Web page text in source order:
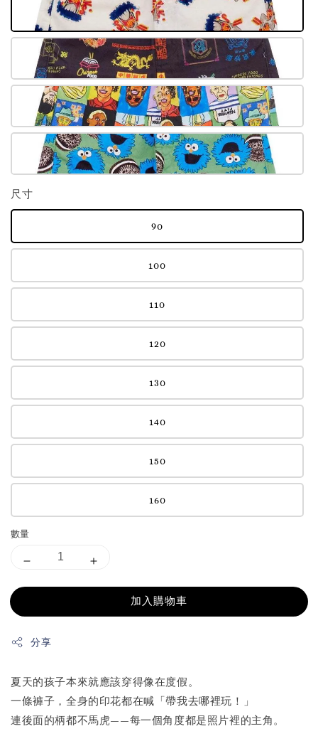
尺寸
90
100
110
120
130
140
150
160
數量
加入購物車
分享
夏天的孩子本來就應該穿得像在度假。
一條褲子，全身的印花都在喊「帶我去哪裡玩！」
連後面的柄都不馬虎——每一個角度都是照片裡的主角。